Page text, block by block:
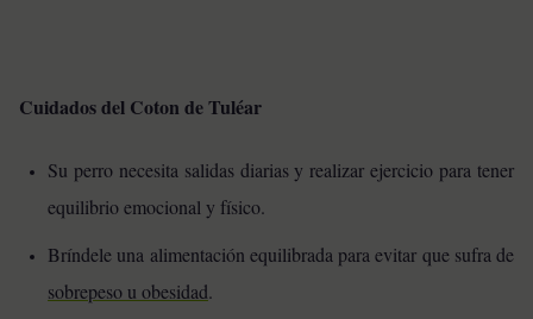
Cuidados del Coton de Tuléar
Su perro necesita salidas diarias y realizar ejercicio para tener
equilibrio emocional y físico.
Bríndele una alimentación equilibrada para evitar que sufra de
sobrepeso u obesidad.